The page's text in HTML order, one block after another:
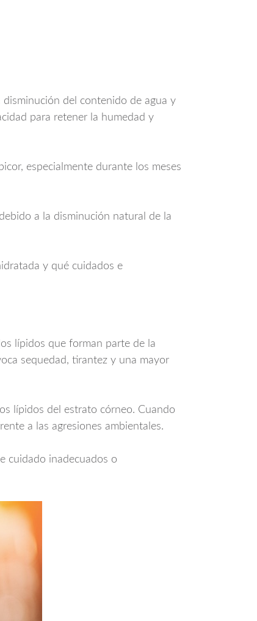
del contenido de agua y
para retener la humedad y
especialmente durante los meses
a la disminución natural de la
y qué cuidados e
lípidos que forman parte de la
sequedad, tirantez y una mayor
lípidos del estrato córneo. Cuando
a las agresiones ambientales.
cuidado inadecuados o